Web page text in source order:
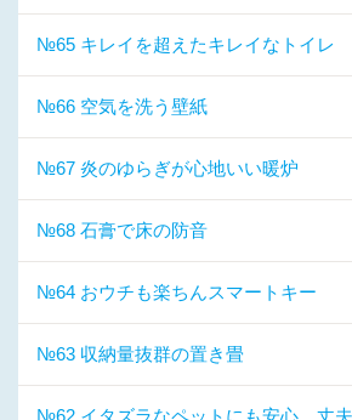
№65 キレイを超えたキレイなトイレ
№66 空気を洗う壁紙
№67 炎のゆらぎが心地いい暖炉
№68 石膏で床の防音
№64 おウチも楽ちんスマートキー
№63 収納量抜群の置き畳
№62 イタズラなペットにも安心、丈